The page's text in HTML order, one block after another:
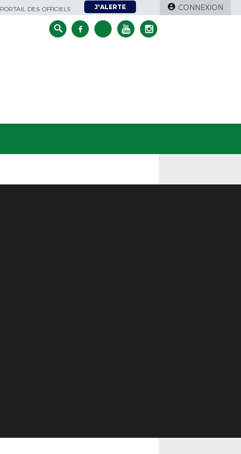
PORTAIL DES OFFICIELS J'ALERTE CONNEXION